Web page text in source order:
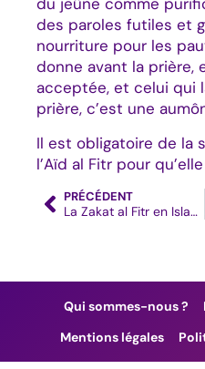
des paroles futiles et
nourriture pour les
donne avant la prière,
acceptée, et celui qui
prière, c’est une
Il est obligatoire de la
l’Aïd al Fitr pour
Précédent
PRÉCÉDENT
La Zakat al Fitr en Islam : c’est quoi ?
Qui sommes-nous ?
Mentions légales